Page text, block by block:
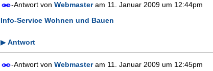
-Antwort von Webmasteram 11. Januar 2009 um 12:44pm
Info-Service Wohnen und Bauen
▶ Antwort
-Antwort von Webmasteram 11. Januar 2009 um 12:45pm